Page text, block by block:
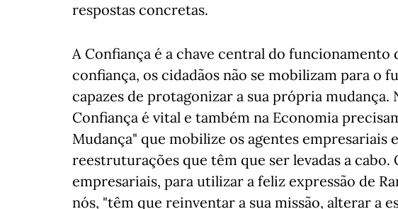
respostas concretas.
A Confiança é a chave central do funcionamento
confiança, os cidadãos não se mobilizam para o
capazes de protagonizar a sua própria mudança.
Confiança é vital e também na Economia
Mudança" que mobilize os agentes empresariais
reestruturações que têm que ser levadas a cabo.
empresariais, para utilizar a feliz expressão de
nós, "têm que reinventar a sua missão, alterar a